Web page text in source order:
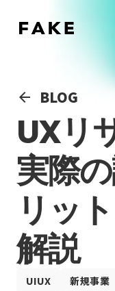
arrow_back BLOG
UXリ
実際
リッ
解説
UIUX 新規事業